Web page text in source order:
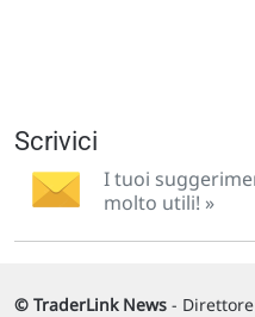
Scrivici
I tuoi
molto utili! »
© TraderLink News -